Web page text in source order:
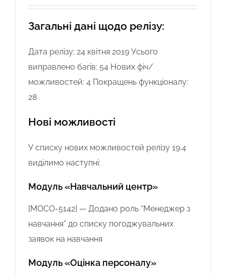
Загальні дані щодо релізу:
Дата релізу: 24 квітня 2019 Усього
виправлено багів: 54 Нових фіч/
можливостей: 4 Покращень функціоналу:
28
Нові можливості
У списку нових можливостей релізу 19.4
виділимо наступні:
Модуль «Навчальний центр»
[MOCO-5142] — Додано роль “Менеджер з
навчання” до списку погоджувальних
заявок на навчання
Модуль «Оцінка персоналу»